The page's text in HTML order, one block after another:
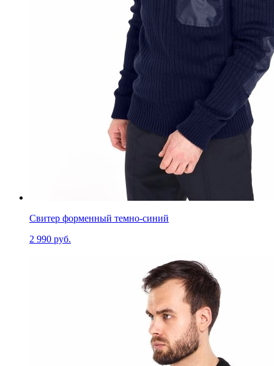
Свитер форменный темно-синий
2 990 руб.